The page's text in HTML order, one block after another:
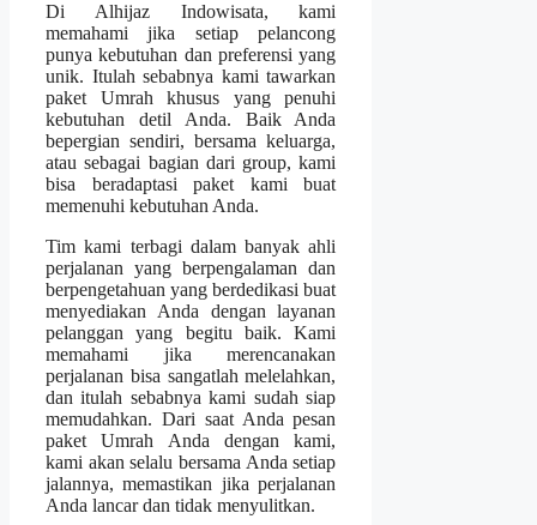
Di Alhijaz Indowisata, kami
memahami jika setiap pelancong
punya kebutuhan dan preferensi yang
unik. Itulah sebabnya kami tawarkan
paket Umrah khusus yang penuhi
kebutuhan detil Anda. Baik Anda
bepergian sendiri, bersama keluarga,
atau sebagai bagian dari group, kami
bisa beradaptasi paket kami buat
memenuhi kebutuhan Anda.
Tim kami terbagi dalam banyak ahli
perjalanan yang berpengalaman dan
berpengetahuan yang berdedikasi buat
menyediakan Anda dengan layanan
pelanggan yang begitu baik. Kami
memahami jika merencanakan
perjalanan bisa sangatlah melelahkan,
dan itulah sebabnya kami sudah siap
memudahkan. Dari saat Anda pesan
paket Umrah Anda dengan kami,
kami akan selalu bersama Anda setiap
jalannya, memastikan jika perjalanan
Anda lancar dan tidak menyulitkan.